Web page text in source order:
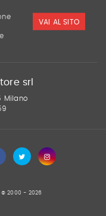
VAI AL SITO
srl
Milano
© 2000 - 2026